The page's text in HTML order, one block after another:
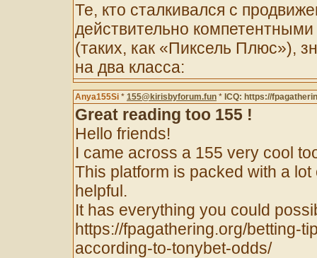
Те, кто сталкивался с
действительно
(таких, как «Пиксель Плюс»),
на два класса:
Anya155Si * 155@kirisbyforum.fun * ICQ: https://
Great reading too 155 !
Hello friends!
I came across a 155 very cool
This platform is packed with a
helpful.
It has everything you could
https://fpagathering.org/betting-
according-to-tonybet-odds/